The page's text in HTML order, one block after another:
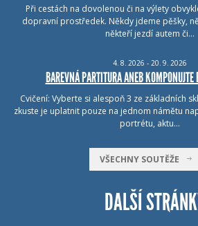
Při cestách na dovolenou či na výlety
dopravní prostředek. Někdy jdeme pěšky,
někteří jezdí autem či…
4. 8. 2026 - 20. 9. 2026
BAREVNÁ PARTITURA ANEB
Cvičení: Vyberte si alespoň 3 ze základních
zkuste je uplatnit pouze na jednom námětu
portrétu, aktu…
VŠECHNY SOUTĚŽE
DALŠÍ